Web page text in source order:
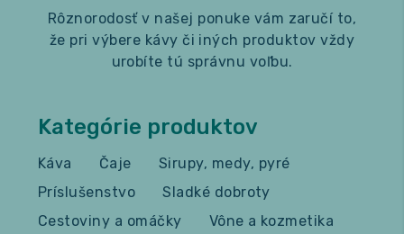
Rôznorodosť v našej ponuke vám zaručí to,
že pri výbere kávy či iných produktov vždy
urobíte tú správnu voľbu.
Kategórie produktov
Káva Čaje
Sirupy, medy, pyré
Príslušenstvo
Sladké dobroty
Cestoviny a omáčky
Vône a kozmetika